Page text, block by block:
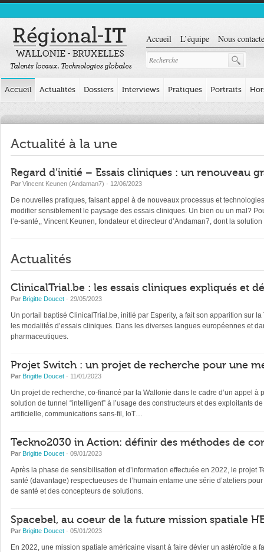
Accueil L’équipe Nous
Accueil Actualités Dossiers Interviews Pratiques Portraits
Actualité à la une
Regard d’initié – Essais cliniques : un renouveau
Par Vincent Keunen (Andaman7) · 12/06/2023
De nouvelles pratiques, faisant appel à de nouveaux processus et
modifier sensiblement le paysage des essais cliniques. Un bien ou un mal?
l’e-santé,, Vincent Keunen, fondateur et directeur d’Andaman7, dont la
Actualités
ClinicalTrial.be : les essais cliniques expliqués et
Par Brigitte Doucet · 29/05/2023
Un portail baptisé ClinicalTrial.be, initié par Esperity, a fait son apparition sur
les modalités d’essais cliniques. Dans les diverses langues européennes et
pharmaceutiques.
Projet Switch : un projet de recherche pour une
Par Brigitte Doucet · 11/01/2023
Un projet de recherche, co-financé par la Wallonie dans le cadre d’un appel
solution de tunnel “intelligent” à l’usage des constructeurs et des exploitants
artificielle, communications sans-fil, IoT…
Teckno2030 in Action: définir des méthodes de
Par Brigitte Doucet · 09/01/2023
Après la phase de sensibilisation et d’information effectuée en 2022, le projet
santé (davantage) respectueuses de l’humain entame une série d’ateliers
de santé et des concepteurs de solutions.
Spacebel, au coeur de la future mission spatiale
Par Brigitte Doucet · 05/01/2023
En 2022, une mission spatiale américaine visant à faire dévier un astéroïde